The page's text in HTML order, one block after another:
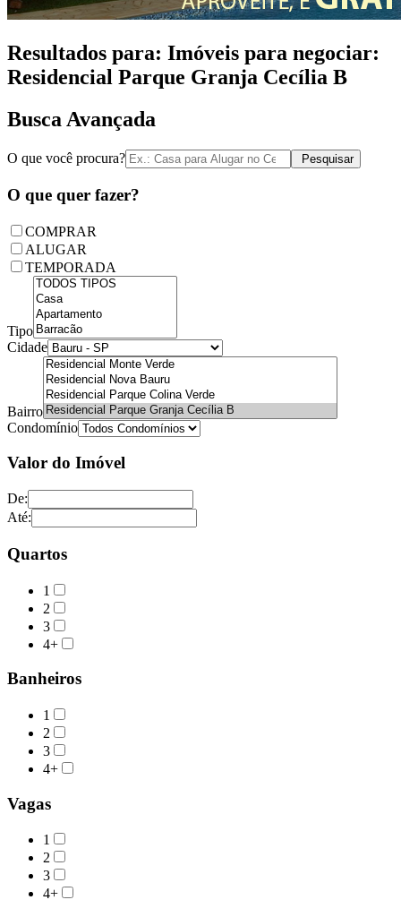
Resultados para: Imóveis para negociar:
Residencial Parque Granja Cecília B
Busca Avançada
O que você procura? Pesquisar
O que quer fazer?
COMPRAR
ALUGAR
TEMPORADA
Tipo
Cidade
Bairro
Condomínio
Valor do Imóvel
De:
Até:
Quartos
1
2
3
4+
Banheiros
1
2
3
4+
Vagas
1
2
3
4+